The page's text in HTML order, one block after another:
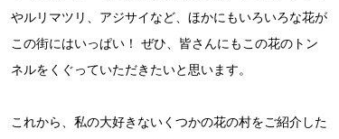
やルリマツリ、アジサイなど、ほかにもいろいろな花が
この街にはいっぱい！ ぜひ、皆さんにもこの花のトン
ネルをくぐっていただきたいと思います。
これから、私の大好きないくつかの花の村をご紹介した